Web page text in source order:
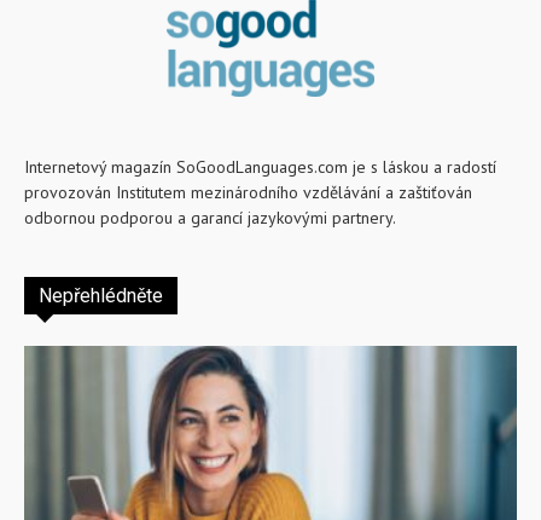
Internetový magazín SoGoodLanguages.com je s láskou a radostí
provozován Institutem mezinárodního vzdělávání a zaštiťován
odbornou podporou a garancí jazykovými partnery.
Nepřehlédněte